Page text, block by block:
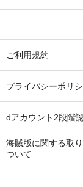
ご利用規約
プライバシーポリ
dアカウント2段階
海賊版に関する取
ついて